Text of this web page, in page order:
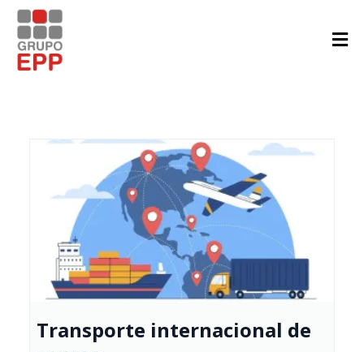
Transporte internacional de